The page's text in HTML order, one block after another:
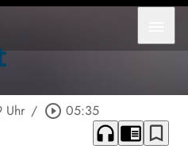
Uhr / play_circle_outline 05:35
headphones chrome_reader_mode bookmark_border